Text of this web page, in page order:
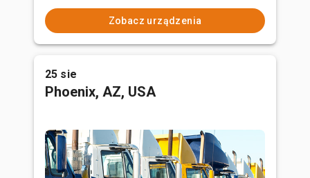
Zobacz urządzenia
25 sie
Phoenix, AZ, USA